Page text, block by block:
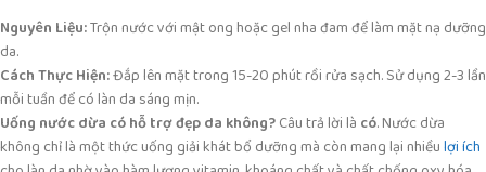
Nguyên Liệu:Trộn nước với mật ong hoặc gel nha đam để làm mặt nạ dưỡng
da.
Cách Thực Hiện:Đắp lên mặt trong 15-20 phút rồi rửa sạch. Sử dụng 2-3 lần
mỗi tuần để có làn da sáng mịn.
Uống nước dừa có hỗ trợ đẹp da không?Câu trả lời là có. Nước dừa
không chỉ là một thức uống giải khát bổ dưỡng mà còn mang lại nhiềulợi ích